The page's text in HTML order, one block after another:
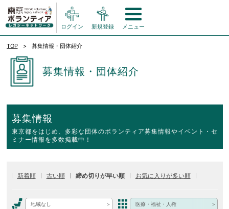
ログイン 新規登録 メニュー
TOP 募集情報・団体紹介
募集情報・団体紹介
募集情報
東京都をはじめ、多彩な団体のボランティア募集情報やイベント・セ
ミナー情報を多数掲載中！
新着順 古い順 締め切りが早い順 お気に入りが多い順
地域なし 医療・福祉・人権